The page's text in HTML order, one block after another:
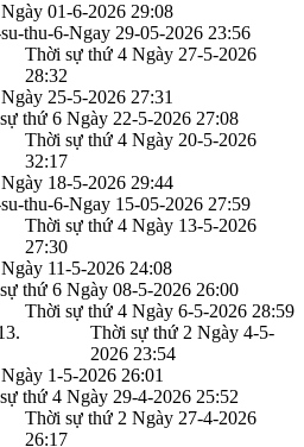
01-6-2026 29:08
thu-6-Ngay 29-05-2026 23:56
Thời sự thứ 4 Ngày 27-5-2026
28:32
25-5-2026 27:31
thứ 6 Ngày 22-5-2026 27:08
Thời sự thứ 4 Ngày 20-5-2026
32:17
18-5-2026 29:44
thu-6-Ngay 15-05-2026 27:59
Thời sự thứ 4 Ngày 13-5-2026
27:30
11-5-2026 24:08
thứ 6 Ngày 08-5-2026 26:00
Thời sự thứ 4 Ngày 6-5-2026 28:59
Thời sự thứ 2 Ngày 4-5-
2026 23:54
1-5-2026 26:01
thứ 4 Ngày 29-4-2026 25:52
Thời sự thứ 2 Ngày 27-4-2026
26:17